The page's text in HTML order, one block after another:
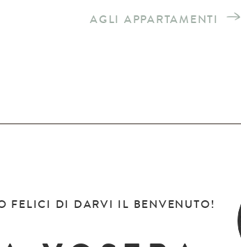
AGLI APPARTAMENTI
FELICI DI DARVI IL BENVENUTO!